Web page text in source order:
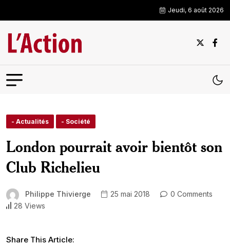
Jeudi, 6 août 2026
- Actualités - Société
London pourrait avoir bientôt son
Club Richelieu
Philippe Thivierge 25 mai 2018
0 Comments
28 Views
Share This Article: